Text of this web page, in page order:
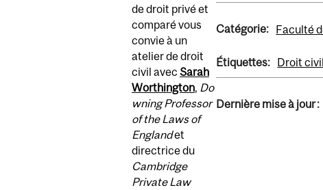
de droit privé et
comparé vous
convie à un
atelier de droit
civil avec Sarah
Worthington, Do
wning Professor
of the Laws of
Englandet
directrice du
Cambridge
Private Law
Catégorie: Faculté
Étiquettes: Droit civil
Dernière mise à jour :